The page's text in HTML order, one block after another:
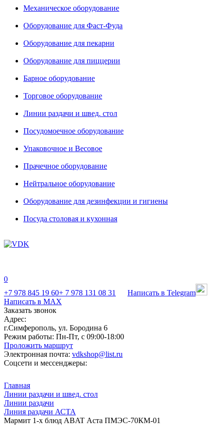
Механическое оборудование
Оборудование для Фаст-Фуда
Оборудование для пекарни
Оборудование для пиццерии
Барное оборудование
Торговое оборудование
Линии раздачи и швед. стол
Посудомоечное оборудование
Упаковочное и Весовое
Прачечное оборудование
Нейтральное оборудование
Оборудование для дезинфекции и гигиены
Посуда столовая и кухонная
0
+7 978 845 19 60+ 7 978 131 08 31
Написать в Telegram
Написать в MAX
Заказать звонок
Адрес:
г.Симферополь, ул. Бородина 6
Режим работы: Пн-Пт, с 09:00-18:00
Проложить маршрут
Электронная почта: vdkshop@list.ru
Соцсети и мессенджеры:
Главная
Линии раздачи и швед. стол
Линии раздачи
Линия раздачи АСТА
Мармит 1-х блюд ABAT Аста ПМЭС-70КМ-01